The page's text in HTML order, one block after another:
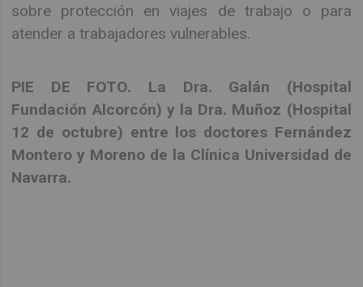
sobre protección en viajes de trabajo o para
atender a trabajadores vulnerables.
PIE DE FOTO. La Dra. Galán (Hospital
Fundación Alcorcón) y la Dra. Muñoz (Hospital
12 de octubre) entre los doctores Fernández
Montero y Moreno de la Clínica Universidad de
Navarra.